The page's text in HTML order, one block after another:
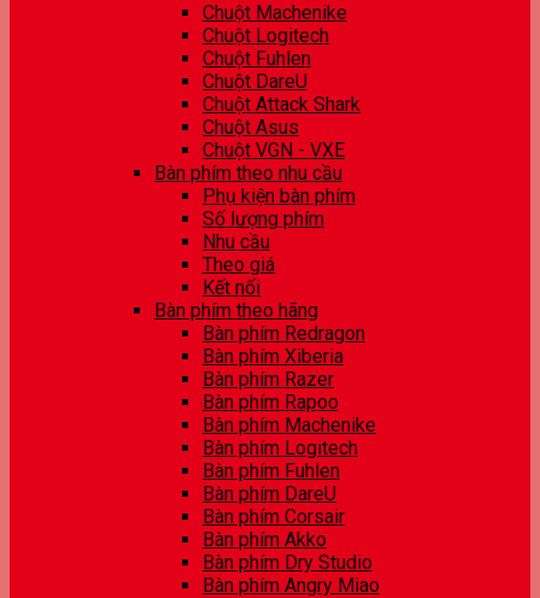
Chuột Machenike
Chuột Logitech
Chuột Fuhlen
Chuột DareU
Chuột Attack Shark
Chuột Asus
Chuột VGN - VXE
Bàn phím theo nhu cầu
Phụ kiện bàn phím
Số lượng phím
Nhu cầu
Theo giá
Kết nối
Bàn phím theo hãng
Bàn phím Redragon
Bàn phím Xiberia
Bàn phím Razer
Bàn phím Rapoo
Bàn phím Machenike
Bàn phím Logitech
Bàn phím Fuhlen
Bàn phím DareU
Bàn phím Corsair
Bàn phím Akko
Bàn phím Dry Studio
Bàn phím Angry Miao